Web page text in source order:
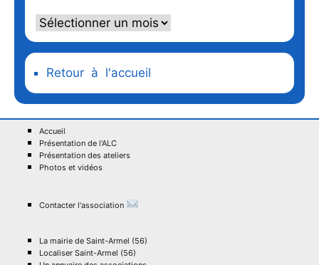
Retour à l'accueil
Accueil
Présentation de l'ALC
Présentation des ateliers
Photos et vidéos
Contacter l'association
La mairie de Saint-Armel (56)
Localiser Saint-Armel (56)